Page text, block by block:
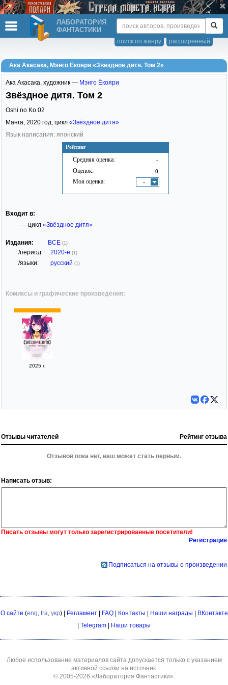
ЛАБОРАТОРИЯ
ФАНТАСТИКИ
расширенный
поиск по жанру
Ака Акасака, Мэнго Ёкояри «Звёздное дитя. Том 2»
Рейтинг
Средняя оценка: -
Оценок: 0
Моя оценка: -
Ака Акасака, художник — Мэнго Ёкояри
Звёздное дитя. Том 2
Oshi no Ko 02
Манга, 2020 год; цикл «Звёздное дитя»
Язык написания: японский
Входит в:
— цикл «Звёздное дитя»
Издания: ВСЕ (1)
/период: 2020-е (1)
/языки: русский (1)
Комиксы и графические произведения:
2025 г.
Отзывы читателей Рейтинг отзыва
Отзывов пока нет, ваш может стать первым.
Написать отзыв:
Писать отзывы могут только зарегистрированные посетители!
Регистрация
Подписаться на отзывы о произведении
О сайте (eng fra укр) | Регламент| FAQ| Контакты | Наши награды | ВКонтакте
| Telegram | Наши товары
Любое использование материалов сайта допускается только с указанием
активной ссылки на источник.
© 2005-2026 «Лаборатория Фантастики»